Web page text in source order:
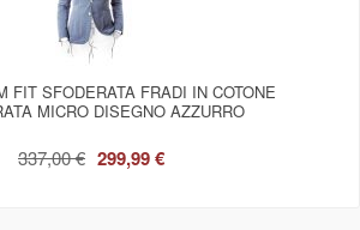
FIT SFODERATA FRADI IN COTONE
MICRO DISEGNO AZZURRO
337,00 € 299,99 €